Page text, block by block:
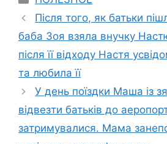
Після того, як батьки
баба Зоя взяла внучку
після її відходу Настя
та любила її
У день поїздки Маша із
відвезти батьків до
затримувалися. Мама